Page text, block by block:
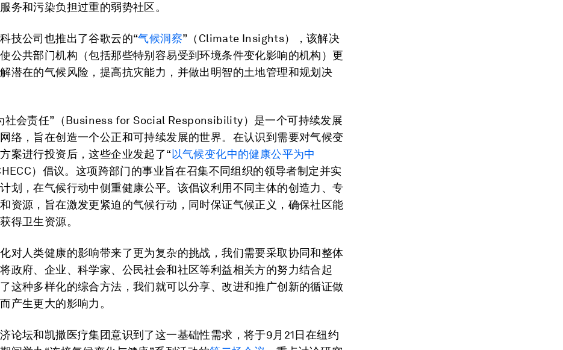
务和污染负担过重的弱势社区。
技公司也推出了谷歌云的“气候洞察”（Climate Insights），该解决
公共部门机构（包括那些特别容易受到环境条件变化影响的机构）更
潜在的气候风险，提高抗灾能力，并做出明智的土地管理和规划决
社会责任”（Business for Social Responsibility）是一个可持续发展
络，旨在创造一个公正和可持续发展的世界。在认识到需要对气候变
案进行投资后，这些企业发起了“以气候变化中的健康公平为中
）倡议。这项跨部门的事业旨在召集不同组织的领导者制定并实
划，在气候行动中侧重健康公平。该倡议利用不同主体的创造力、专
资源，旨在激发更紧迫的气候行动，同时保证气候正义，确保社区能
得卫生资源。
对人类健康的影响带来了更为复杂的挑战，我们需要采取协同和整体
政府、企业、科学家、公民社会和社区等利益相关方的努力结合起
这种多样化的综合方法，我们就可以分享、改进和推广创新的循证做
产生更大的影响力。
论坛和凯撒医疗集团意识到了这一基础性需求，将于9月21日在纽约